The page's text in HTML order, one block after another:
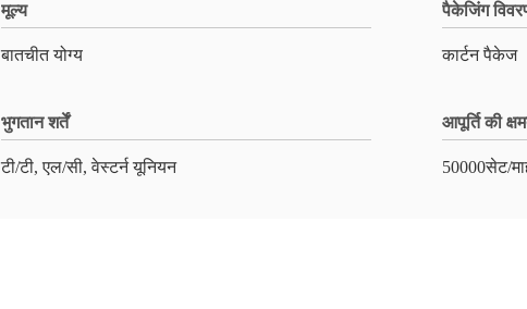
मूल्य
बातचीत योग्य
पैकेजिंग
कार्टन पैकेज
भुगतान शर्तें
टी/टी, एल/सी, वेस्टर्न यूनियन
आपूर्ति की
50000सेट/